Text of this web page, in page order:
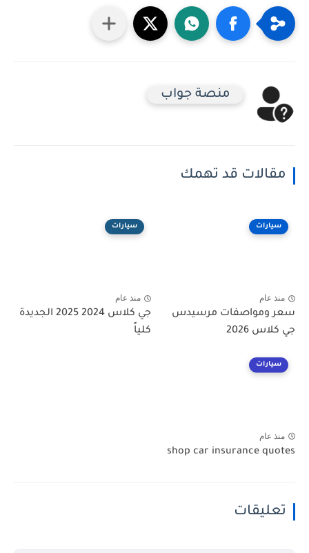
منصة جواب
مقالات قد تهمك
سيارات
منذ عام
سعر ومواصفات مرسيدس
جي كلاس 2026
سيارات
منذ عام
جي كلاس 2024 2025 الجديدة
كلياً
سيارات
منذ عام
shop car insurance quotes
تعليقات